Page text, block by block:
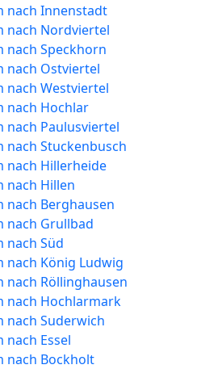
nach Innenstadt
nach Nordviertel
nach Speckhorn
nach Ostviertel
nach Westviertel
nach Hochlar
nach Paulusviertel
nach Stuckenbusch
nach Hillerheide
nach Hillen
nach Berghausen
nach Grullbad
nach Süd
nach König Ludwig
nach Röllinghausen
nach Hochlarmark
nach Suderwich
nach Essel
nach Bockholt